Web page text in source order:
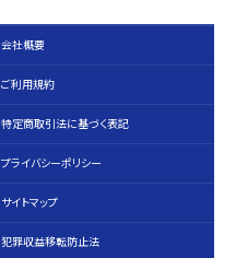
会社概要
ご利用規約
特定商取引法に基づく表記
プライバシーポリシー
サイトマップ
犯罪収益移転防止法